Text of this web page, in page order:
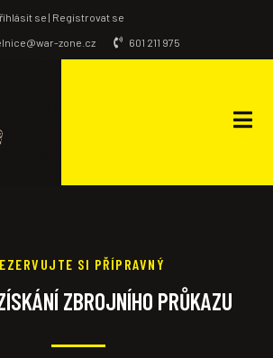
se | Registrovat se
zone.cz
601 211 975
SI PŘÍPRAVNÝ
ZBROJNÍHO PRŮKAZU